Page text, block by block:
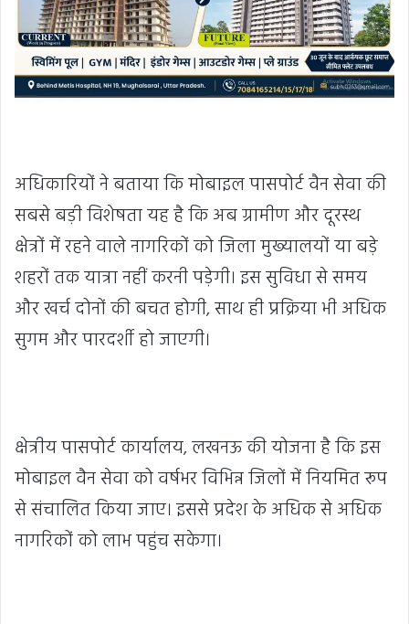
अधिकारियों ने बताया कि मोबाइल पासपोर्ट वैन सेवा की
सबसे बड़ी विशेषता यह है कि अब ग्रामीण और दूरस्थ
क्षेत्रों में रहने वाले नागरिकों को जिला मुख्यालयों या बड़े
शहरों तक यात्रा नहीं करनी पड़ेगी। इस सुविधा से समय
और खर्च दोनों की बचत होगी, साथ ही प्रक्रिया भी अधिक
सुगम और पारदर्शी हो जाएगी।
क्षेत्रीय पासपोर्ट कार्यालय, लखनऊ की योजना है कि इस
मोबाइल वैन सेवा को वर्षभर विभिन्न जिलों में नियमित रूप
से संचालित किया जाए। इससे प्रदेश के अधिक से अधिक
नागरिकों को लाभ पहुंच सकेगा।